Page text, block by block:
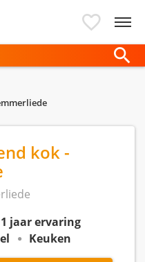
kok -
1 jaar ervaring
Keuken